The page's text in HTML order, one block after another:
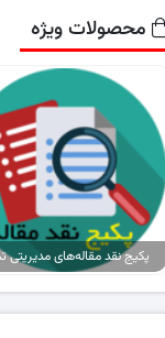
محصولات ویژه